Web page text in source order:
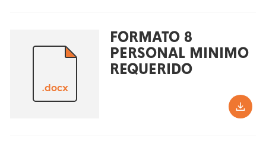
.docx
FORMATO 8
PERSONAL MINIMO
REQUERIDO